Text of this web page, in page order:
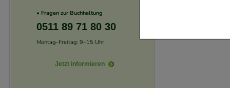
Website
verzichtet werden
• Fragen zur Buchhaltung
0511 89 71 80 30
Montag–Freitag: 9–15 Uhr
Jetzt informieren